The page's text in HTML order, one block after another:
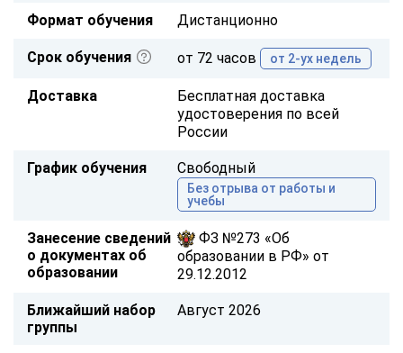
Формат обучения Дистанционно
Срок обучения от 72 часов от 2-ух недель
Доставка
Бесплатная доставка
удостоверения по всей
России
График обучения Свободный
Без отрыва от работы и
учебы
Занесение сведений
о документах об
образовании
ФЗ №273 «Об
образовании в РФ» от
29.12.2012
Ближайший набор
группы
Август 2026